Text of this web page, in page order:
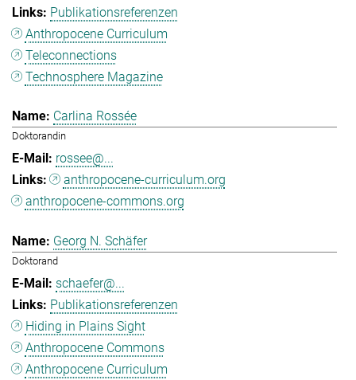
Publikationsreferenzen
Anthropocene Curriculum
Teleconnections
Technosphere Magazine
Carlina Rossée
Doktorandin
rossee@...
anthropocene-curriculum.org
anthropocene-commons.org
Georg N. Schäfer
Doktorand
schaefer@...
Publikationsreferenzen
Hiding in Plains Sight
Anthropocene Commons
Anthropocene Curriculum